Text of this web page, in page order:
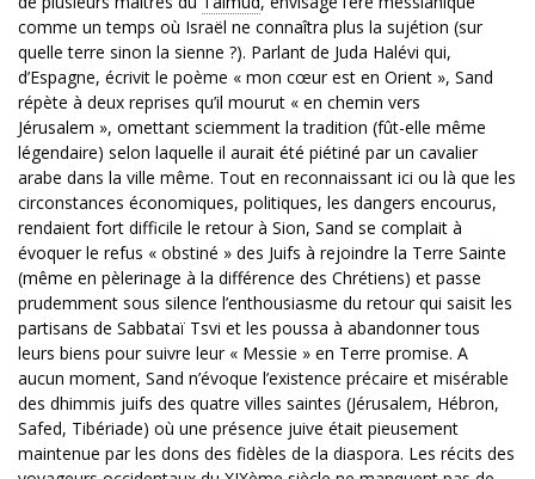
comme un temps où Israël ne connaîtra plus la sujétion (sur
quelle terre sinon la sienne ?). Parlant de Juda Halévi qui,
d’Espagne, écrivit le poème « mon cœur est en Orient », Sand
répète à deux reprises qu’il mourut « en chemin vers
Jérusalem », omettant sciemment la tradition (fût-elle même
légendaire) selon laquelle il aurait été piétiné par un cavalier
arabe dans la ville même. Tout en reconnaissant ici ou là que les
circonstances économiques, politiques, les dangers encourus,
rendaient fort difficile le retour à Sion, Sand se complait à
évoquer le refus « obstiné » des Juifs à rejoindre la Terre Sainte
(même en pèlerinage à la différence des Chrétiens) et passe
prudemment sous silence l’enthousiasme du retour qui saisit les
partisans de Sabbataï Tsvi et les poussa à abandonner tous
leurs biens pour suivre leur « Messie » en Terre promise. A
aucun moment, Sand n’évoque l’existence précaire et misérable
des dhimmis juifs des quatre villes saintes (Jérusalem, Hébron,
Safed, Tibériade) où une présence juive était pieusement
maintenue par les dons des fidèles de la diaspora. Les récits des